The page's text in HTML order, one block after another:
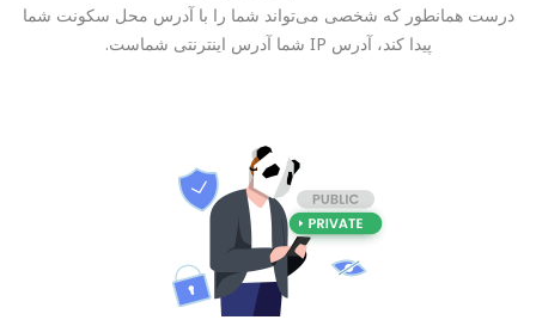
درست همانطور که شخصی می‌تواند شما را با آدرس محل سکونت شما
پیدا کند، آدرس IP شما آدرس اینترنتی شماست.